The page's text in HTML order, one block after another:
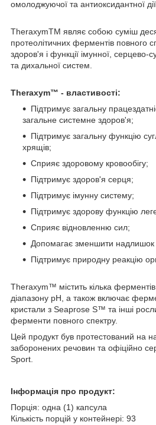
омолоджуючої та антиоксидантної дії.
TheraxymTM являє собою суміш
протеолітичних ферментів повного
здоров'я і функції імунної, серцево-
та дихальної систем.
Theraxym™ - властивості:
Підтримує загальну
загальне системне здоров'я;
Підтримує загальну функцію
хрящів;
Сприяє здоровому кровообігу;
Підтримує здоров'я серця;
Підтримує імунну систему;
Підтримує здорову функцію
Сприяє відновленню сил;
Допомагає зменшити надлишок
Підтримує природну реакцію
Theraxym™ містить кілька
діапазону рН, а також включає
кристали з Seaprose S™ та інші
ферменти повного спектру.
Цей продукт був протестований на
заборонених речовин та офіційно
Sport.
Інформація про продукт:
Порція: одна (1) капсула
Кількість порцій у контейнері: 93